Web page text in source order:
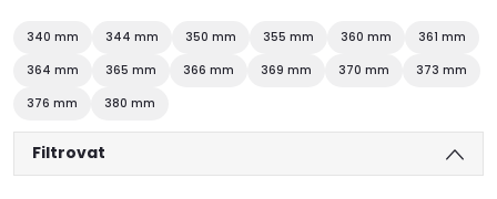
340 mm 344 mm 350 mm 355 mm 360 mm
361 mm
364 mm
365 mm 366 mm 369 mm 370 mm
373 mm
376 mm
380 mm
Filtrovat